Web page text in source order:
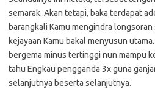
semarak. Akan tetapi, baka terdapat
barangkali Kamu mengindra
kejayaan Kamu bakal menyusun
bergema minus tertinggi nun mampu
tahu Engkau pengganda 3x guna
selanjutnya beserta selanjutnya.